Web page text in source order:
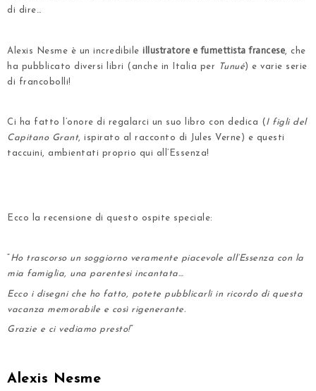
di dire…
Alexis Nesme è un incredibile illustratore e fumettista francese, che
ha pubblicato diversi libri (anche in Italia per
Tunué) e varie serie
di francobolli!
Ci ha fatto l’onore di regalarci un suo libro con dedica ( I figli del
Capitano Grant, ispirato al racconto di Jules Verne) e questi
taccuini, ambientati proprio qui all’Essenza!
Ecco la recensione di questo ospite speciale:
“ Ho trascorso un soggiorno veramente piacevole all’Essenza con la
mia famiglia, una parentesi incantata…
Ecco i disegni che ho fatto, potete pubblicarli in ricordo di questa
vacanza memorabile e così rigenerante.
Grazie e ci vediamo presto!”
Alexis Nesme